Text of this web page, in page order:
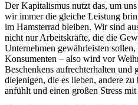
Der Kapitalismus nutzt das, um
wir immer die gleiche Leistung
im Hamsterrad bleiben. Wir sind
nicht nur Arbeitskräfte, die die
Unternehmen gewährleisten
Konsumenten – also wird vor
Beschenkens aufrechterhalten und
diejenigen, die es lieben, andere
anfühlt und einen großen Stress